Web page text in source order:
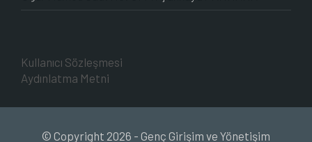
Kullanıcı Sözleşmesi
Aydınlatma Metni
© Copyright 2026 - Genç Girişim ve Yönetişim